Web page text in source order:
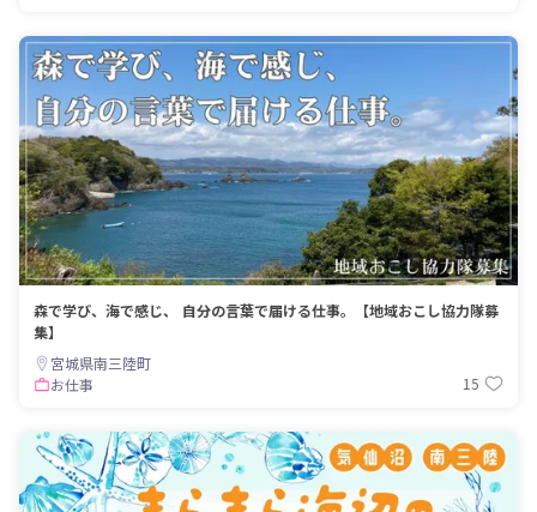
森で学び、海で感じ、 自分の言葉で届ける仕事。【地域おこし協力隊募
集】
宮城県南三陸町
お仕事
15